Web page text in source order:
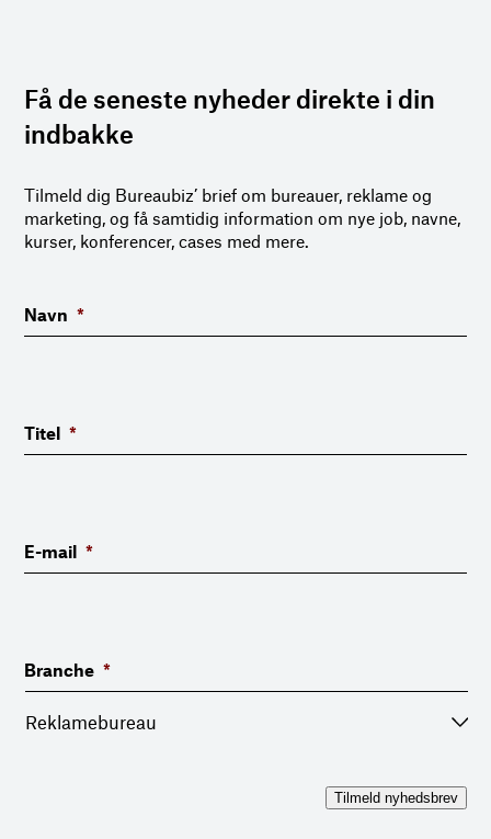
Få de seneste nyheder direkte i din
indbakke
Tilmeld dig Bureaubiz’ brief om bureauer, reklame og
marketing, og få samtidig information om nye job, navne,
kurser, konferencer, cases med mere.
Navn *
Titel *
E-mail *
Branche *
Tilmeld nyhedsbrev